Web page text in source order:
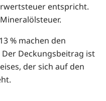
entspricht.
% machen den
Deckungsbeitrag ist
der sich auf den